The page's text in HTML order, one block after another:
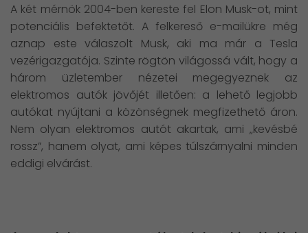
A két mérnök 2004-ben kereste fel Elon Musk-ot, mint
potenciális befektetőt. A felkereső e-mailükre még
aznap este válaszolt Musk, aki ma már a Tesla
vezérigazgatója. Szinte rögtön világossá vált, hogy a
három üzletember nézetei megegyeznek az
elektromos autók jövőjét illetően: a lehető legjobb
autókat nyújtani a közönségnek megfizethető áron.
Nem olyan elektromos autót akartak, ami „kevésbé
rossz”, hanem olyat, ami képes túlszárnyalni minden
eddigi elvárást.